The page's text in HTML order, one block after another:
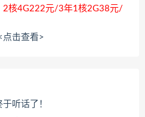
2核4G222元/3年1核2G38元/
点击查看>
听话了！